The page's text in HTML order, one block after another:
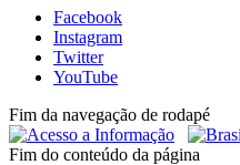
Facebook
Instagram
Twitter
YouTube
Fim da navegação de rodapé
Fim do conteúdo da página